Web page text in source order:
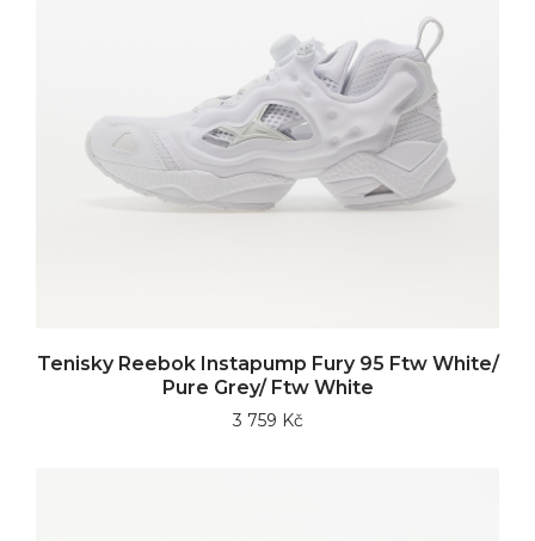
Tenisky Reebok Instapump Fury 95 Ftw White/
Pure Grey/ Ftw White
3 759 Kč